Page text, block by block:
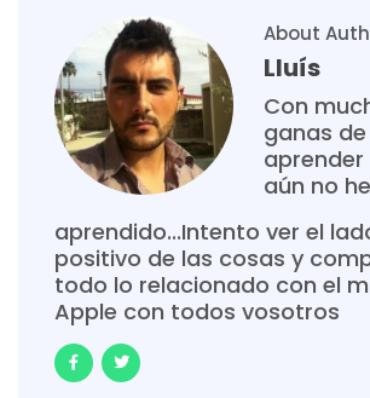
About
Lluís
Con
ganas de
aprender
aún no he
aprendido...Intento ver el
positivo de las cosas y
todo lo relacionado con el
Apple con todos vosotros